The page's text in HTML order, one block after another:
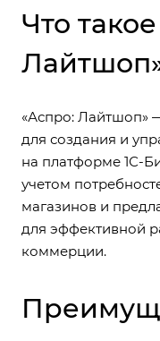
Что
«Аспро: Лайтшоп»
для создания и
на платформе 1С-
учетом
магазинов и
для эффективной
коммерции.